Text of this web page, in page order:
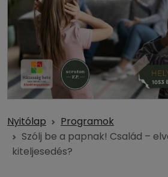
Nyitólap
Programok
Szólj be a papnak! Család –
kiteljesedés?